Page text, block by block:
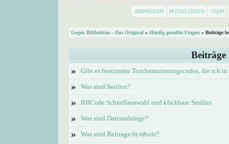
Gegen Bilderklau - Das Original » Häufig gestellte Fragen » Beiträge
Beiträge
»
Gibt es bestimmte Textformatierungscodes, die ich
» Was sind Smilies?
» BBCode Schnellauswahl und klickbare Smilies
» Was sind Dateianhänge?
» Was sind Beitrags-Symbole?